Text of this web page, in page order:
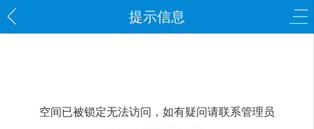
提示信息
空间已被锁定无法访问，如有疑问请联系管理员